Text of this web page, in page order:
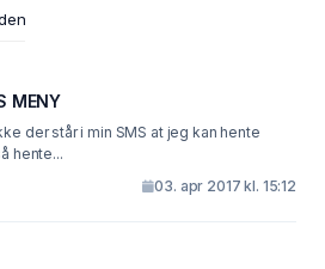
MENY
der står i min SMS at jeg kan hente
hente...
03. apr 2017 kl. 15:12